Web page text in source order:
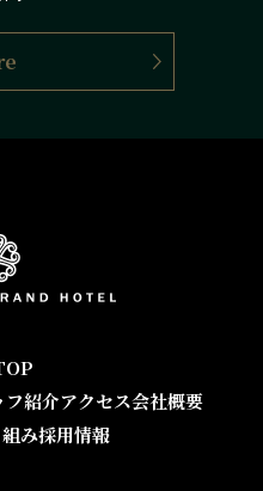
フ紹介アクセス会社概要
み採用情報